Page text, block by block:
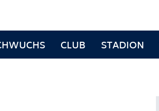
CLUB STADION